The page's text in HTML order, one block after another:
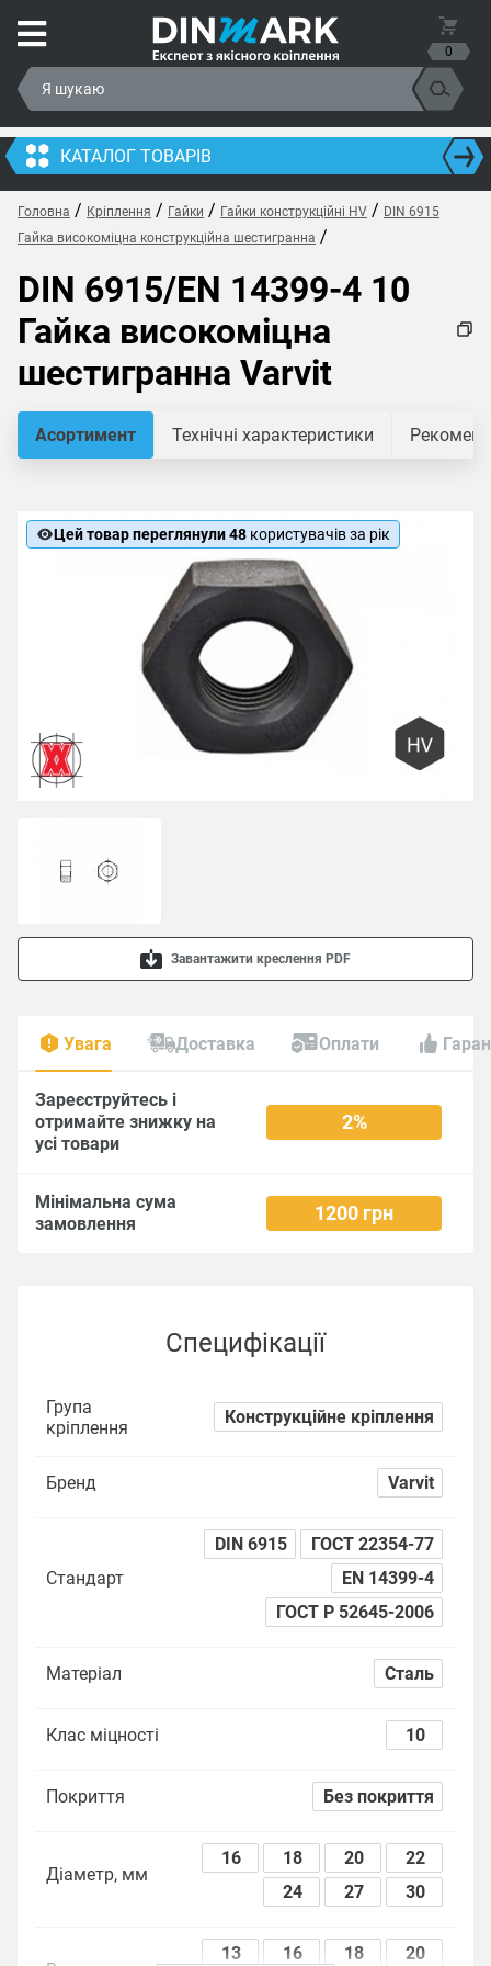
0
КАТАЛОГ ТОВАРІВ
Головна / Кріплення / Гайки / Гайки конструкційні HV / DIN 6915
Гайка високоміцна конструкційна шестигранна /
DIN 6915/EN 14399-4 10
Гайка високоміцна
шестигранна Varvit
Асортимент Технічні характеристики
Цей товар переглянули 48 користувачів за рік
Завантажити креслення PDF
Увага Доставка Оплати
Зареєструйтесь і
отримайте знижку на
усі товари
2%
Мінімальна сума
замовлення
1200 грн
Специфікації
Група
кріплення
Конструкційне кріплення
Бренд Varvit
Стандарт
DIN 6915
ГОСТ 22354-77
EN 14399-4
ГОСТ Р 52645-2006
Матеріал Сталь
Клас міцності 10
Покриття Без покриття
Діаметр, мм
16 18 20
22
24
27 30
13 16 18 20